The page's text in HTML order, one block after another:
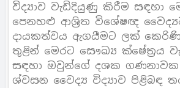
විද්‍යාව වැඩිදියුණු කිරීම සඳහා
පෙනහළු ආශ්‍රිත විශේෂඥ
දායකත්වය ඇගයීමට ලක්
තුළින් මෙරට සෞඛ්‍ය ක්ෂේත්‍රය
සඳහා ඔවුන්ගේ දශක
ශ්වසන වෛද්‍ය විද්‍යාව පිළිබඳ